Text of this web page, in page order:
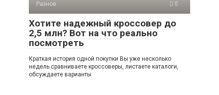
Разное 0
Хотите надежный кроссовер до
2,5 млн? Вот на что реально
посмотреть
Краткая история одной покупки Вы уже несколько
недель сравниваете кроссоверы, листаете каталоги,
обсуждаете варианты